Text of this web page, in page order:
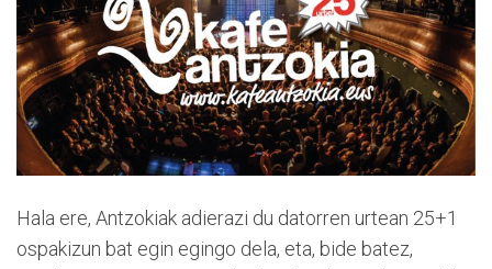
Hala ere, Antzokiak adierazi du datorren urtean 25+1
ospakizun bat egin egingo dela, eta, bide batez,